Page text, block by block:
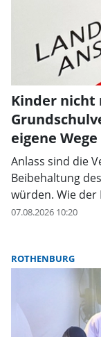
Kinder nicht
eigene Wege
Anlass sind die
Beibehaltung
würden. Wie
07.08.2026 10:20
ROTHENBURG